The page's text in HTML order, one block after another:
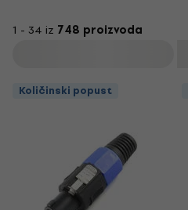
1 - 34 iz 748 proizvoda
Količinski popust